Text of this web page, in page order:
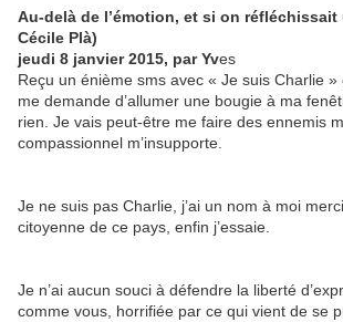
Au-delà de l’émotion, et si on réfléchissait
Cécile Plà)
jeudi 8 janvier 2015, par Yves
Reçu un énième sms avec « Je suis Charlie
me demande d’allumer une bougie à ma
rien. Je vais peut-être me faire des ennemis
compassionnel m’insupporte.
Je ne suis pas Charlie, j’ai un nom à moi
citoyenne de ce pays, enfin j’essaie.
Je n’ai aucun souci à défendre la liberté
comme vous, horrifiée par ce qui vient de se